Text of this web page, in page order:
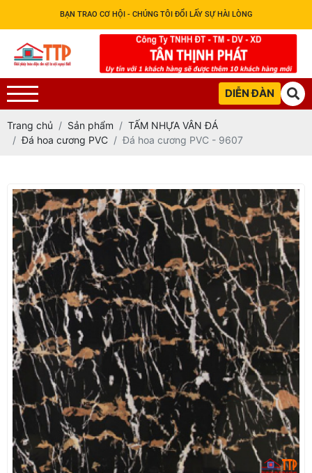
BẠN TRAO CƠ HỘI - CHÚNG TÔI ĐỔI LẤY SỰ HÀI LÒNG
DIỄN ĐÀN
Trang chủ Sản phẩm
TẤM NHỰA VÂN ĐÁ
Đá hoa cương PVC
Đá hoa cương PVC - 9607